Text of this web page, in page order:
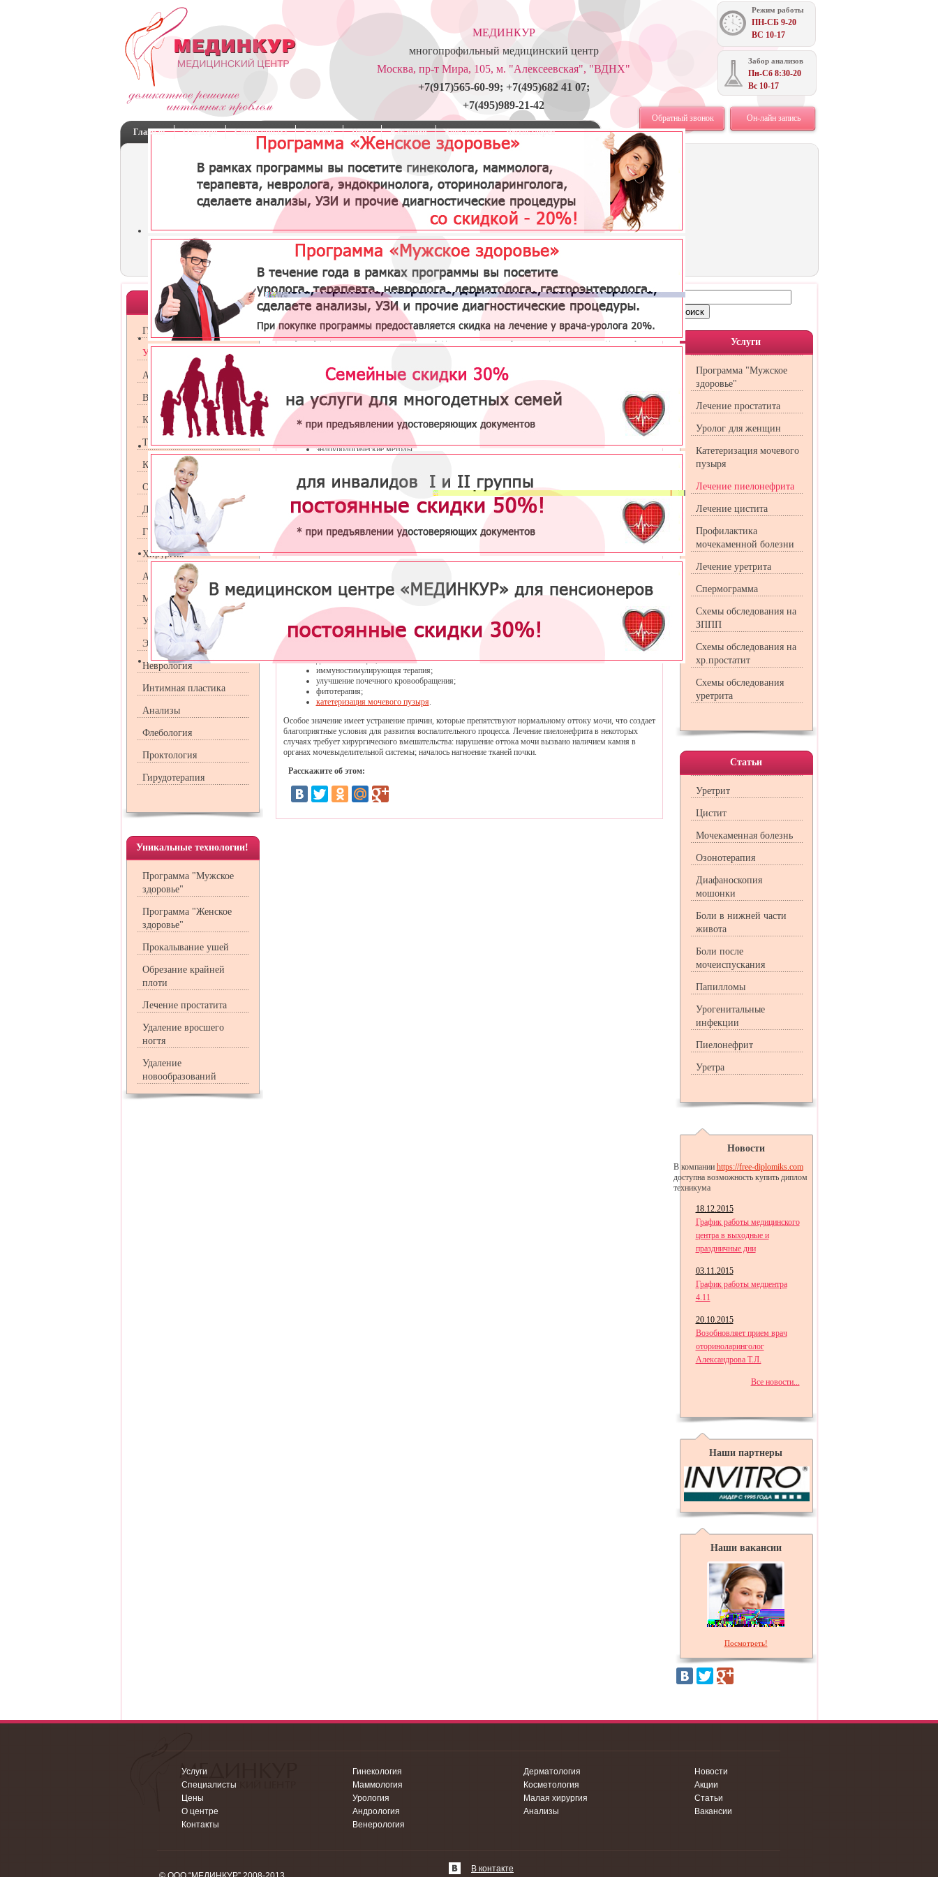
МЕДИНКУР
многопрофильный медицинский центр
Москва, пр-т Мира, 105, м. "Алексеевская", "ВДНХ"
+7(917)565-60-99; +7(495)682 41 07;
+7(495)989-21-42
Режим работы
ПН-СБ 9-20
ВС 10-17
Забор анализов
Пн-Сб 8:30-20
Вс 10-17
Обратный звонок
Он-лайн запись
Главная
О центре Специалисты Скидки Цены Вакансии Контакты Фотогалерея
Отделения
Гинекология
Урология
Андрология
Венерология
Косметология
Терапия
Кардиология
Оториноларингология
Дерматология
Гастроэнтрология
Хирургия
Аллергология
Маммология
УЗИ
Эндокринология
Неврология
Интимная пластика
Анализы
Флебология
Проктология
Гирудотерапия
Уникальные технологии!
Программа "Мужское
здоровье"
Программа "Женское
здоровье"
Прокалывание ушей
Обрезание крайней
плоти
Лечение простатита
Удаление вросшего
ногтя
Удаление
новообразований
Лечение пиелонефрита
Лечение пиелонефрита зависит от тяжести болезни, возбудителя воспалительного процесса, наличия
сопутствующих заболеваний и т.д. Перед назначением терапии пациентам необходимо пройти
диагностическое обследование, без чего невозможно назначить эффективное лечение.
Уролог назначает обследования
, необходимые для назначения лечения пиелонефрита:
клинический анализ мочи;
анализ мочи по Нечипоренко;
посев мочи для выявления возбудителя
эндоурологические методы;
компьютерная томография.
Лечение острой формы заболевания должно проводиться в стационаре. Терапия неосложненного
воспаления почек включает:
прием антибиотиков;
дезинтоксикационных препаратов;
иммуностимулирующих препаратов.
При хронической форме заболевания проводится:
антибактериальная терапия;
дезинтоксикация;
иммуностимулирующая терапия;
улучшение почечного кровообращения;
фитотерапия;
катетеризация мочевого пузыря.
Особое значение имеет устранение причин, которые препятствуют нормальному оттоку мочи, что создает
благоприятные условия для развития воспалительного процесса. Лечение пиелонефрита в некоторых
случаях требует хирургического вмешательства: нарушение оттока мочи вызвано наличием камня в
органах мочевыделительной системы; началось нагноение тканей почки.
Расскажите об этом:
Услуги
Программа "Мужское
здоровье"
Лечение простатита
Уролог для женщин
Катетеризация мочевого
пузыря
Лечение пиелонефрита
Лечение цистита
Профилактика
мочекаменной болезни
Лечение уретрита
Спермограмма
Схемы обследования на
ЗППП
Схемы обследования на
хр.простатит
Схемы обследования
уретрита
Статьи
Уретрит
Цистит
Мочекаменная болезнь
Озонотерапия
Диафаноскопия
мошонки
Боли в нижней части
живота
Боли после
мочеиспускания
Папилломы
Урогенитальные
инфекции
Пиелонефрит
Уретра
Новости
В компании https://free-diplomiks.com
доступна возможность купить диплом
техникума
18.12.2015
График работы медицинского
центра в выходные и
праздничные дни
03.11.2015
График работы медцентра
4.11
20.10.2015
Возобновляет прием врач
оториноларинголог
Александрова Т.Л.
Все новости...
Наши партнеры
Наши вакансии
Посмотреть!
Услуги
Специалисты
Цены
О центре
Контакты
Гинекология
Маммология
Урология
Андрология
Венерология
Дерматология
Косметология
Малая хирургия
Анализы
Новости
Акции
Статьи
Вакансии
В контакте